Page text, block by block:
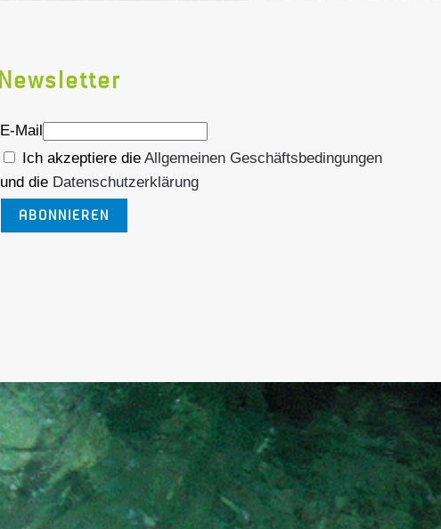
Newsletter
E-Mail
Ich akzeptiere dieAllgemeinen Geschäftsbedingungen
und die Datenschutzerklärung
ABONNIEREN